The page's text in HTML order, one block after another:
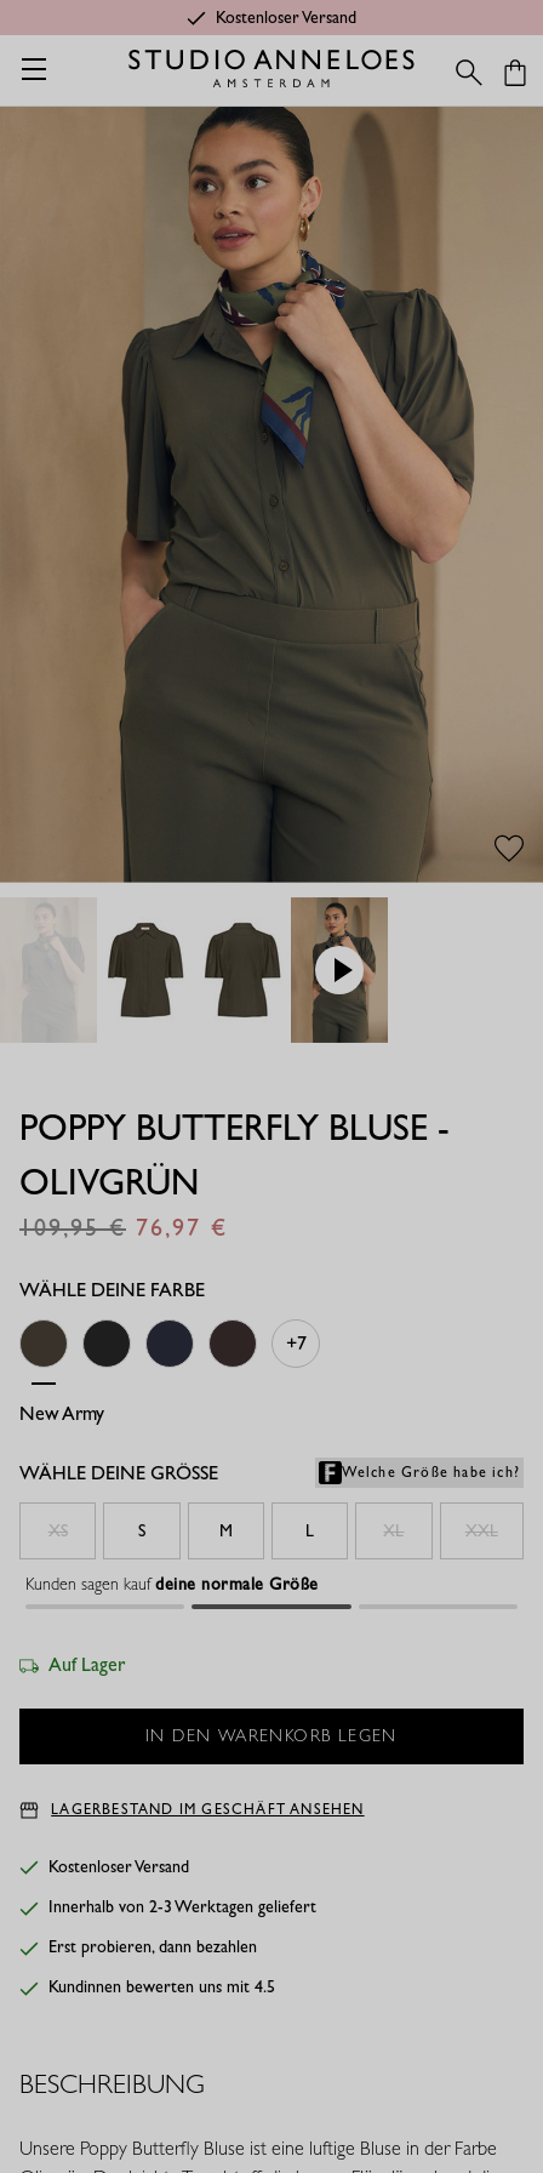
Kostenloser Versand
Startseite Shop Kategorien Letzte Chance Poppy
POPPY BUTTERFLY BLUSE -
OLIVGRÜN
109,95 76,97
WÄHLE DEINE FARBE
New Army
Schwarz
+7
WÄHLE DEINE GRÖSSE Welche Größe habe ich?
XS S M L XL XXL
Kunden sagen kaufdeine normale Größe
Auf Lager
LAGERBESTAND IM GESCHÄFT ANSEHEN
Kostenloser Versand
Innerhalb von 2-3 Werktagen geliefert
Erst probieren, dann bezahlen
Kundinnen bewerten uns mit 4.5
BESCHREIBUNG
Unsere Poppy Butterfly Bluse ist eine luftige Bluse in der Farbe